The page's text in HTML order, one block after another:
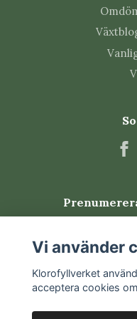
förekomma.
regelbundet och sätt
'Golden
Är Ctenanthe
luftfuktighet än
lättare att lyckas med
Varför får
eller mineralrikt
Vi använder
Klorofyllverket
acceptera cookies